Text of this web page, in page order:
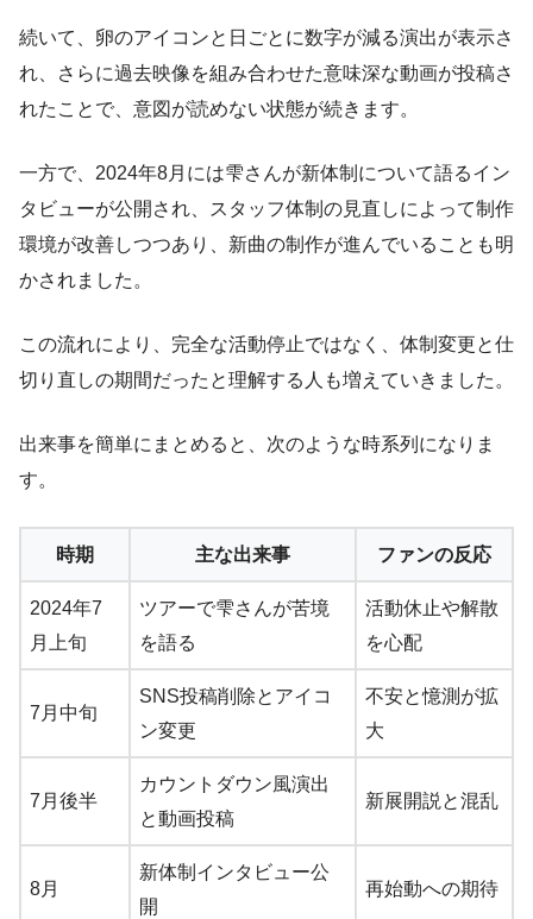
続いて、卵のアイコンと日ごとに数字が減る演出が表示さ
れ、さらに過去映像を組み合わせた意味深な動画が投稿さ
れたことで、意図が読めない状態が続きます。
一方で、2024年8月には雫さんが新体制について語るイン
タビューが公開され、スタッフ体制の見直しによって制作
環境が改善しつつあり、新曲の制作が進んでいることも明
かされました。
この流れにより、完全な活動停止ではなく、体制変更と仕
切り直しの期間だったと理解する人も増えていきました。
出来事を簡単にまとめると、次のような時系列になりま
す。
時期 主な出来事 ファンの反応
2024年7
月上旬
ツアーで雫さんが苦境
を語る
活動休止や解散
を心配
7月中旬
SNS投稿削除とアイコ
ン変更
不安と憶測が拡
大
7月後半
カウントダウン風演出
と動画投稿
新展開説と混乱
8月
新体制インタビュー公
開
再始動への期待